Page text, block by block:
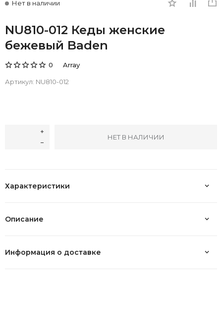
Нет в наличии
NU810-012 Кеды женские
бежевый Baden
0 Array
Артикул: NU810-012
НЕТ В НАЛИЧИИ
Характеристики
Описание
Информация о доставке